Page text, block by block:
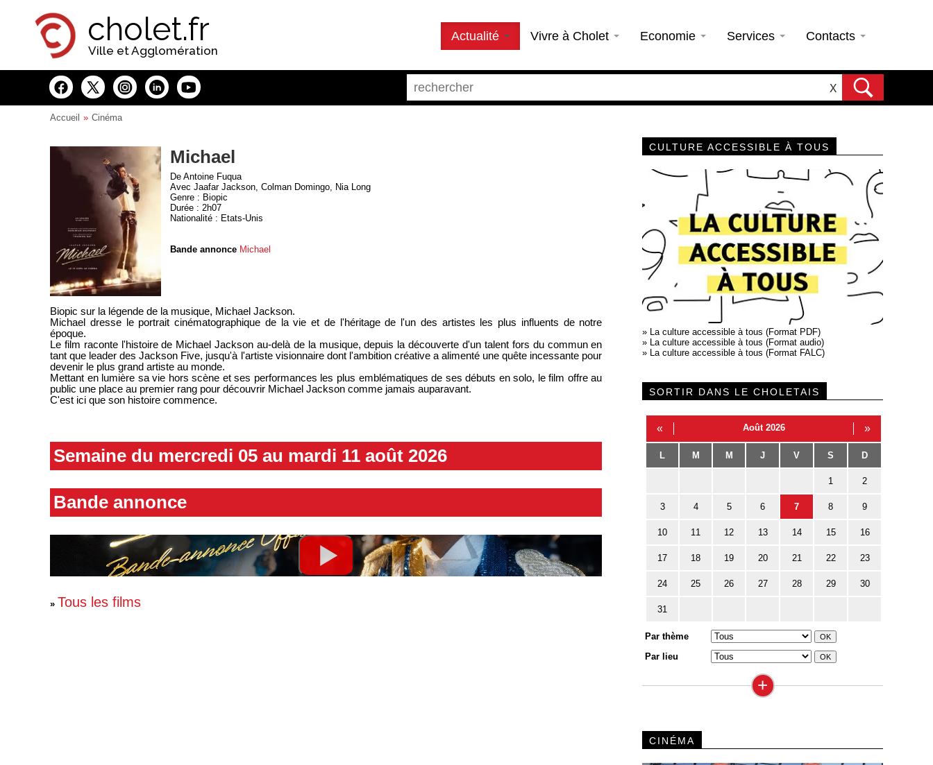
cholet.fr
Ville et Agglomération
Actualité Vivre à Cholet Economie Services Contacts
X
Accueil Cinéma
Michael
De Antoine Fuqua
Avec Jaafar Jackson, Colman Domingo, Nia Long
Genre : Biopic
Durée : 2h07
Nationalité : Etats-Unis
Bande annonce Michael
Biopic sur la légende de la musique, Michael Jackson.
Michael dresse le portrait cinématographique de la vie et de l'héritage de l'un des artistes les plus influents de notre
époque.
Le film raconte l'histoire de Michael Jackson au-delà de la musique, depuis la découverte d'un talent fors du commun en
tant que leader des Jackson Five, jusqu'à l'artiste visionnaire dont l'ambition créative a alimenté une quête incessante pour
devenir le plus grand artiste au monde.
Mettant en lumière sa vie hors scène et ses performances les plus emblématiques de ses débuts en solo, le film offre au
public une place au premier rang pour découvrir Michael Jackson comme jamais auparavant.
C'est ici que son histoire commence.
Semaine du mercredi 05 au mardi 11 août 2026
Bande annonce
» Tous les films
CULTURE ACCESSIBLE À TOUS
» La culture accessible à tous (Format PDF)
» La culture accessible à tous (Format audio)
» La culture accessible à tous (Format FALC)
SORTIR DANS LE CHOLETAIS
« Août 2026 »
L M M J V S D
1 2
3 4 5 6 7 8 9
10 11 12 13 14 15 16
17 18 19 20 21 22 23
24 25 26 27 28 29 30
31
Par thème
Par lieu
+
CINÉMA